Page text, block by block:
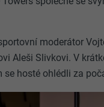
moderátor
Aleši Slivkovi. V
hosté ohlédli za